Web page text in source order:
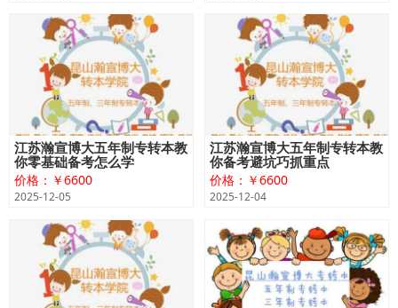
江苏瀚宣博大五年制专转本教
你零基础备考怎么学
价格：￥6600
2025-12-05
江苏瀚宣博大五年制专转本教
你备考避坑巧抓重点
价格：￥6600
2025-12-04